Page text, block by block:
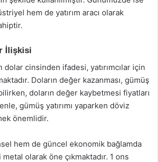
hem de yatırım aracı olarak
İlişkisi
dolar cinsinden ifadesi, yatırımcılar için
Doların değer kazanması, gümüş
doların değer kaybetmesi fiyatları
gümüş yatırımı yaparken döviz
önemlidir.
hem de güncel ekonomik bağlamda
olarak öne çıkmaktadır. 1 ons